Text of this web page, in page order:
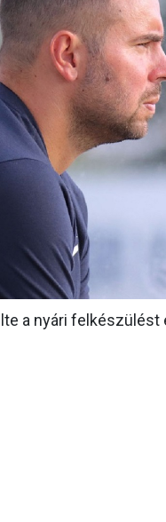
a nyári